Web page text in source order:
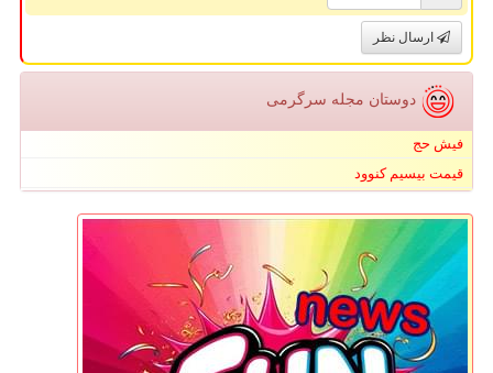
ارسال نظر
دوستان مجله سرگرمی
فیش حج
قیمت بیسیم کنوود